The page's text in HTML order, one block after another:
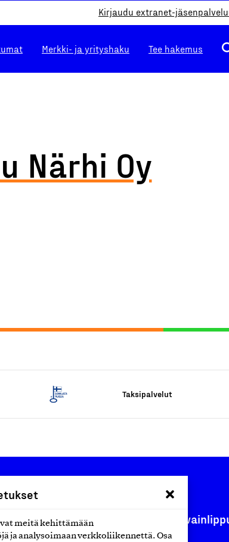
meitä kehittämään
ja analysoimaan verkkoliikennettä. Osa
Kirjaudu extranet-
Merkki- ja yrityshaku Tee hakemus
Närhi Oy
Taksipalvelut
Suomalainen työ ry